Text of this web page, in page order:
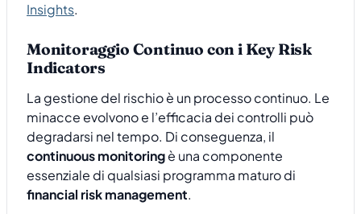
Insights.
Monitoraggio Continuo con i Key Risk
Indicators
La gestione del rischio è un processo continuo. Le
minacce evolvono e l’efficacia dei controlli può
degradarsi nel tempo. Di conseguenza, il
continuous monitoringè una componente
essenziale di qualsiasi programma maturo di
financial risk management.